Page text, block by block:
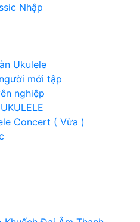
Nhập
Ukulele
mới tập
nghiệp
Concert ( Vừa )